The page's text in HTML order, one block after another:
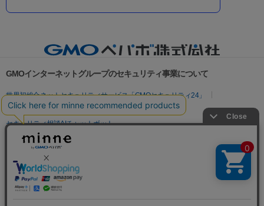
GMOインターネットグループのセキュリティ事業について
世界初総合ネットセキュリティサービス「GMOセキュリティ24」
パスワード漏洩診断
Webサイトリスク診断
セキュリティ相談AIチャットボット
実在証明・盗聴対策
サイバー攻撃対策（GMO Flatt Security）
セキュリティ事業の軌跡